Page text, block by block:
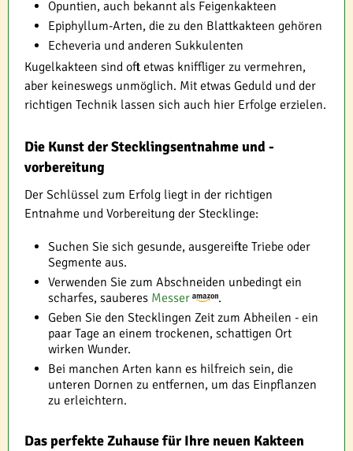
Opuntien, auch bekannt als Feigenkakteen
Epiphyllum-Arten, die zu den Blattkakteen gehören
Echeveria und anderen Sukkulenten
Kugelkakteen sind oft etwas kniffliger zu vermehren,
aber keineswegs unmöglich. Mit etwas Geduld und der
richtigen Technik lassen sich auch hier Erfolge erzielen.
Die Kunst der Stecklingsentnahme und -
vorbereitung
Der Schlüssel zum Erfolg liegt in der richtigen
Entnahme und Vorbereitung der Stecklinge:
Suchen Sie sich gesunde, ausgereifte Triebe oder
Segmente aus.
Verwenden Sie zum Abschneiden unbedingt ein
scharfes, sauberes Messer
.
Geben Sie den Stecklingen Zeit zum Abheilen - ein
paar Tage an einem trockenen, schattigen Ort
wirken Wunder.
Bei manchen Arten kann es hilfreich sein, die
unteren Dornen zu entfernen, um das Einpflanzen
zu erleichtern.
Das perfekte Zuhause für Ihre neuen Kakteen